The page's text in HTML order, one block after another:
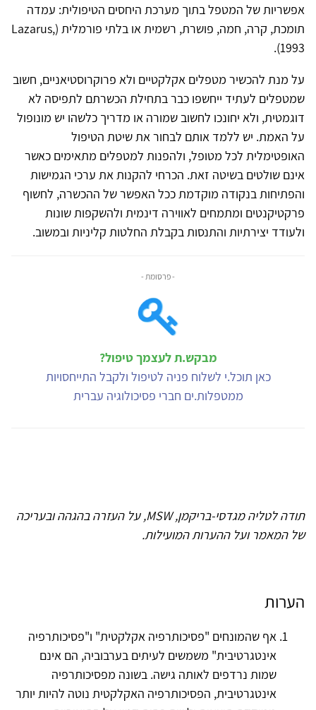
אפשריות של המטפל בתוך מערכת היחסים הטיפולית: עמדה
תומכת, קרה, חמה, פושרת, רשמית או בלתי פורמלית (Lazarus,
1993).
על מנת להכשיר מטפלים אקלקטיים ולא פרוקרוסטיאניים, חשוב
שמטפלים לעתיד ייחשפו כבר בתחילת הכשרתם לתפיסה לא
דוגמטית, ולא יחונכו לחשוב שמורה או מדריך כלשהו יש מונופול
על האמת. יש ללמד אותם לבחור את שיטת הטיפול
האופטימלית לכל מטופל, ולהפנות למטפלים מתאימים כאשר
אינם שולטים בשיטה זאת. הכרחי להקנות את ערכי הגמישות
והפתיחות בנקודה מוקדמת ככל האפשר של ההכשרה, לחשוף
פרקטיקנטים ומתמחים לאווירה דינמית ולהשקפות שונות
ולעודד יצירתיות והתנסות בקבלת החלטות קליניות ובמשוב.
- פרסומת -
מבקש.ת לעצמך טיפול?
כאן תוכל.י לשלוח פניה לטיפול ולקבל התייחסויות
ממטפלות.ים חברי פסיכולוגיה עברית
תודה לטליה מגדסי-בריקמן, MSW, על העזרה בהגהה ובעריכה
של המאמר ועל ההערות המועילות.
הערות
אף שהמונחים "פסיכותרפיה אקלקטית" ו"פסיכותרפיה
אינטגרטיבית" משמשים לעיתים בערבוביה, הם אינם
שמות נרדפים לאותה גישה. בשונה מפסיכותרפיה
אינטגרטיבית, הפסיכותרפיה האקלקטית נוטה להיות יותר